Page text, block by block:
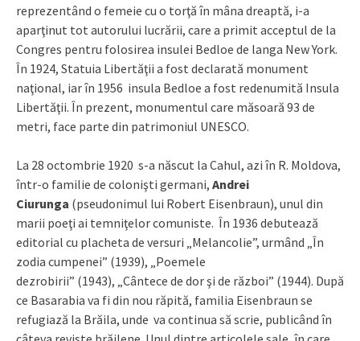
reprezentând o femeie cu o torţă în mâna dreaptă, i-a
aparţinut tot autorului lucrării, care a primit acceptul de la
Congres pentru folosirea insulei Bedloe de langa New York.
În 1924, Statuia Libertăţii a fost declarată monument
naţional, iar în 1956 insula Bedloe a fost redenumită Insula
Libertăţii. În prezent, monumentul care măsoară 93 de
metri, face parte din patrimoniul UNESCO.
La 28 octombrie 1920 s-a născut la Cahul, azi în R. Moldova,
într-o familie de colonişti germani, Andrei
Ciurunga (pseudonimul lui Robert Eisenbraun), unul din
marii poeţi ai temniţelor comuniste. În 1936 debutează
editorial cu placheta de versuri „Melancolie”, urmând „În
zodia cumpenei” (1939), „Poemele
dezrobirii” (1943), „Cântece de dor şi de război” (1944). După
ce Basarabia va fi din nou răpită, familia Eisenbraun se
refugiază la Brăila, unde va continua să scrie, publicând în